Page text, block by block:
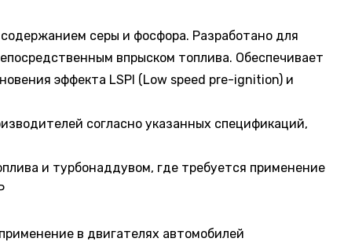
серы и фосфора. Разработано для
впрыском топлива. Обеспечивает
эффекта LSPI (Low speed pre-ignition) и
согласно указанных спецификаций,
и турбонаддувом, где требуется применение
в двигателях автомобилей